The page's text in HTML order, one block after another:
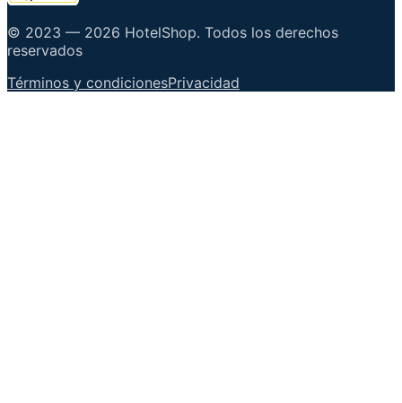
© 2023 — 2026 HotelShop. Todos los derechos
reservados
Términos y condicionesPrivacidad